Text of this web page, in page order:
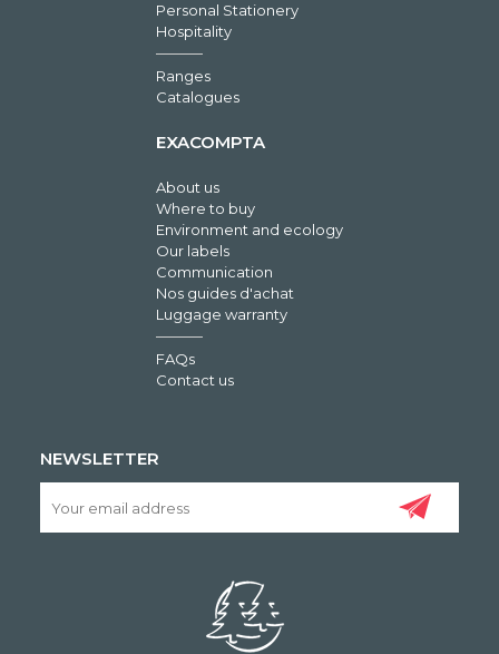
Personal Stationery
Hospitality
Ranges
Catalogues
EXACOMPTA
About us
Where to buy
Environment and ecology
Our labels
Communication
Nos guides d'achat
Luggage warranty
FAQs
Contact us
NEWSLETTER